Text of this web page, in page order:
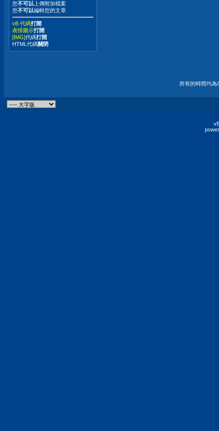
您不可以 上傳附加檔案
您不可以編輯您的文章
vB 代碼打開
表情圖示打開
[IMG]代碼打開
HTML代碼關閉
所有的時間均為